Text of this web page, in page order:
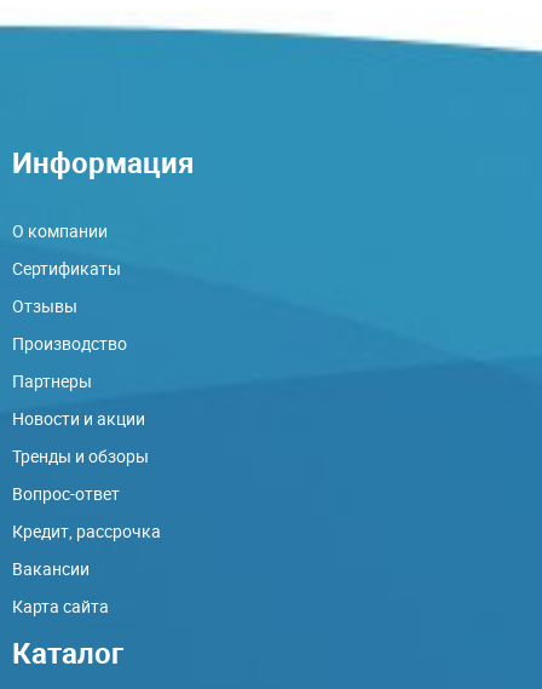
Информация
О компании
Сертификаты
Отзывы
Производство
Партнеры
Новости и акции
Тренды и обзоры
Вопрос-ответ
Кредит, рассрочка
Вакансии
Карта сайта
Каталог